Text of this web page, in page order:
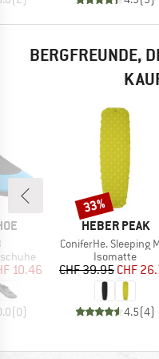
BERGFREUNDE,
Preis
10.46
(0)
MARKE
HEBER PEAK
Artikel
ConiferHe. Sleeping
Produktgruppe
Isomatte
Preis
CHF 39.95 CHF
4.5(4)
Rabatt
33%